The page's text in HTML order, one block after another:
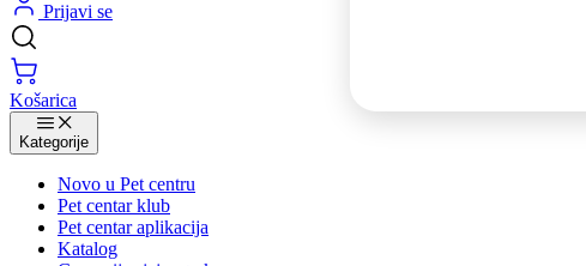
Prijavi se
Košarica
Kategorije
Novo u Pet centru
Pet centar klub
Pet centar aplikacija
Katalog